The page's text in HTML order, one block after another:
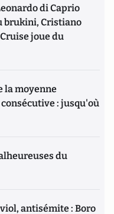
di Caprio
brukini, Cristiano
joue du
la moyenne
: jusqu'où
du
antisémite : Boro